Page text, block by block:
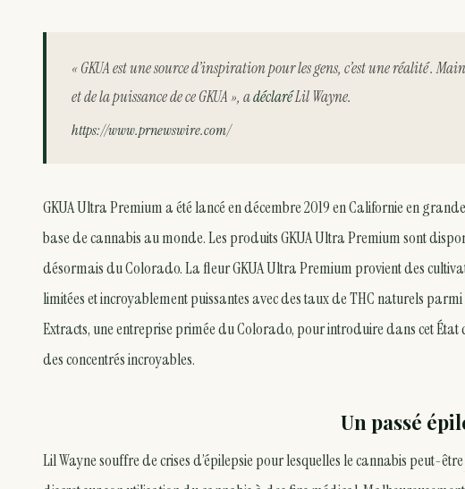
« GKUA est une source d’inspiration pour les gens, c’est une réalité .
et de la puissance de ce GKUA », adéclaréLil Wayne.
https://www.prnewswire.com/
GKUA Ultra Premium a été lancé en décembre 2019 en Californie en
base de cannabis au monde. Les produits GKUA Ultra Premium sont
désormais du Colorado. La fleur GKUA Ultra Premium provient des
limitées et incroyablement puissantes avec des taux de THC naturels parmi
Extracts, une entreprise primée du Colorado, pour introduire dans cet État
des concentrés incroyables.
Un passé
Lil Wayne souffre de crises d’épilepsie pour lesquelles le cannabis peut-être